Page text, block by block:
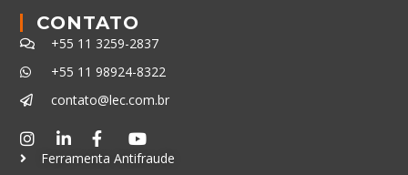
CONTATO
+55 11 3259-2837
+55 11 98924-8322
contato@lec.com.br
Ferramenta Antifraude